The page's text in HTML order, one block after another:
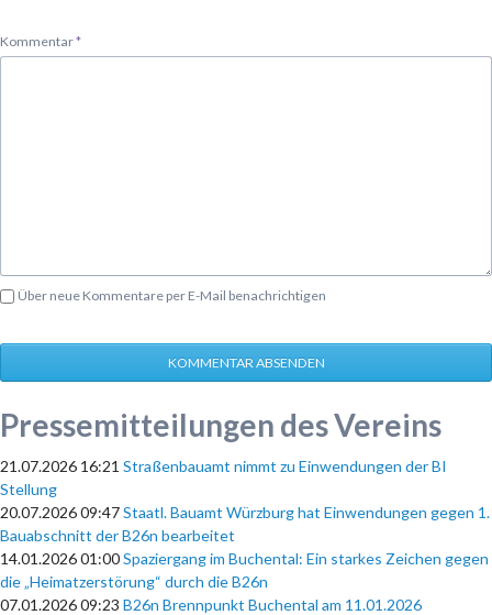
Pflichtfeld
Kommentar*
Über neue Kommentare per E-Mail benachrichtigen
KOMMENTAR ABSENDEN
Pressemitteilungen des Vereins
21.07.2026 16:21 Straßenbauamt nimmt zu Einwendungen der BI
Stellung
20.07.2026 09:47Staatl. Bauamt Würzburg hat Einwendungen gegen 1.
Bauabschnitt der B26n bearbeitet
14.01.2026 01:00Spaziergang im Buchental: Ein starkes Zeichen gegen
die „Heimatzerstörung“ durch die B26n
07.01.2026 09:23 B26n Brennpunkt Buchental am 11.01.2026